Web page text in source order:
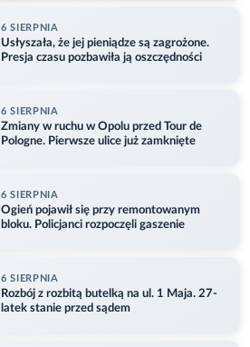
6 SIERPNIA
Usłyszała, że jej pieniądze są zagrożone.
Presja czasu pozbawiła ją oszczędności
6 SIERPNIA
Zmiany w ruchu w Opolu przed Tour de
Pologne. Pierwsze ulice już zamknięte
6 SIERPNIA
Ogień pojawił się przy remontowanym
bloku. Policjanci rozpoczęli gaszenie
6 SIERPNIA
Rozbój z rozbitą butelką na ul. 1 Maja. 27-
latek stanie przed sądem